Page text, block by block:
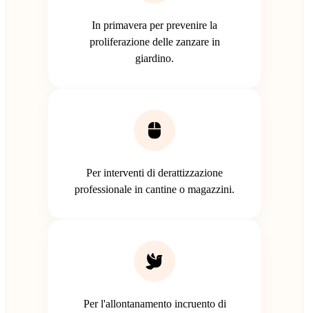
In primavera per prevenire la
proliferazione delle zanzare in
giardino.
Per interventi di derattizzazione
professionale in cantine o magazzini.
Per l'allontanamento incruento di